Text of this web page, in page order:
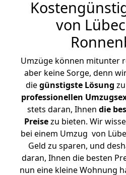
von
Umzüge können mitunter
aber keine Sorge, denn
diegünstigste Lösung
professionellen
stets daran, Ihnen die
Preisezu bieten. Wir
bei einem Umzug von
Geld zu sparen, und
daran, Ihnen die besten
nun eine kleine Wohnung